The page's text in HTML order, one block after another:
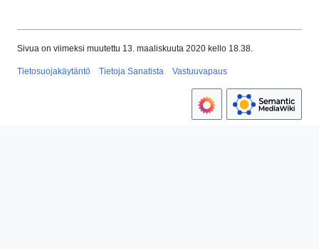
Sivua on viimeksi muutettu 13. maaliskuuta 2020 kello 18.38.
Tietosuojakäytäntö Tietoja Sanatista Vastuuvapaus